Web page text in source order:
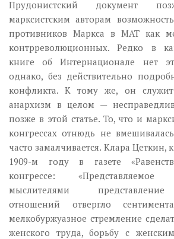
Прудонистский документ
марксистским авторам
противников Маркса в МАТ как
контрреволюционных. Редко в
книге об Интернационале нет
однако, без действительно
конфликта. К тому же, он
анархизм в целом —
позже в этой статье. То, что и
конгрессах отнюдь не
часто замалчивается. Клара Цеткин,
1909-м году в газете
конгрессе:
мыслителями
отношений отвергло
мелкобуржуазное стремление
женского труда, борьбу с